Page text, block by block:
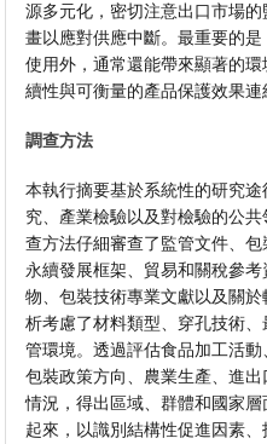
源多元化，密切注意出口市場
畫以應對供應中斷。最重要的
使用外，通常還能帶來顯著的
續性與可衡量的產品保護效果連
調查方法
本執行摘要基於系統性的研究
究、產業檢驗以及對檢驗的公
查方法仔細審查了監管文件、包
永續發展框架、貿易和關稅參
物、包裝技術專業文獻以及關
析考慮了材料類型、穿孔技術
管環境。透過評估食品加工活動
包裝政策方向、農業生產、進
情況，得出區域、群體和國家
起來，以識別結構性促進因素